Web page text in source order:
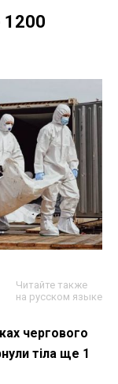
1200
Читайте также
на русском языке
чергового
тіла ще 1